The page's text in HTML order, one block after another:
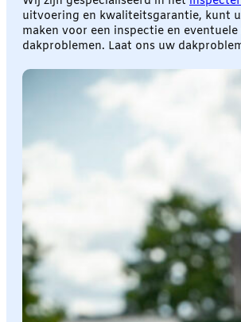
uitvoering en kwaliteitsgarantie, kunt
maken voor een inspectie en
dakproblemen. Laat ons uw